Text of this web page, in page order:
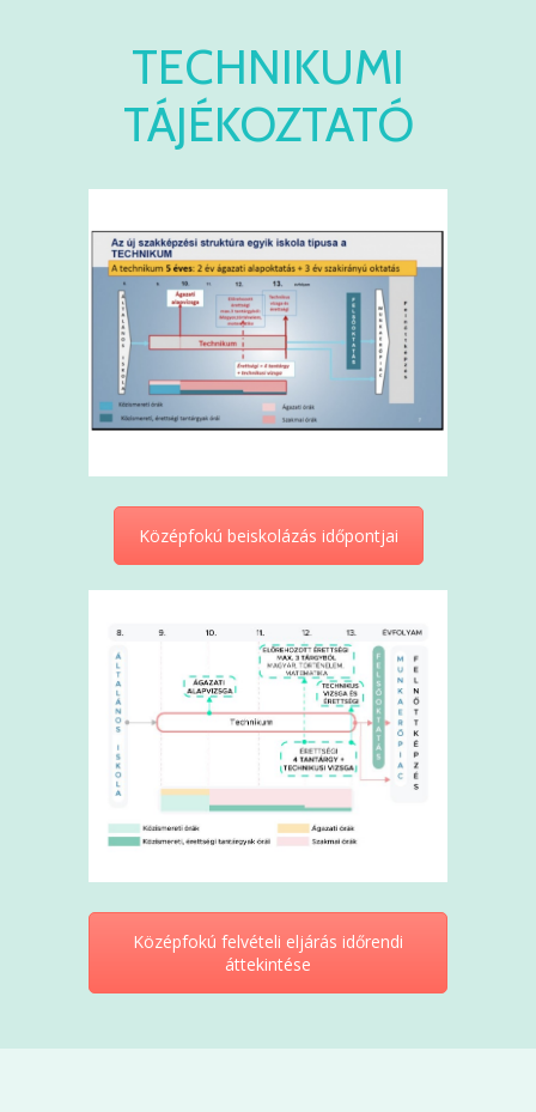
TECHNIKUMI
TÁJÉKOZTATÓ
Középfokú beiskolázás időpontjai
Középfokú felvételi eljárás időrendi
áttekintése